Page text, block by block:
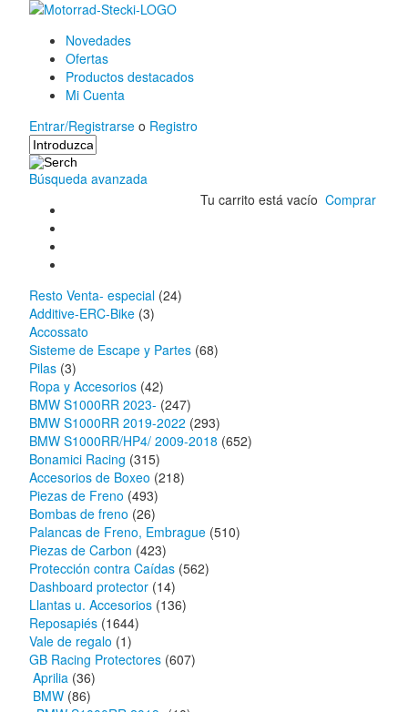
Novedades
Ofertas
Productos destacados
Mi Cuenta
Entrar/Registrarse o Registro
Búsqueda avanzada
Tu carrito está vacío Comprar
Resto Venta- especial (24)
Additive-ERC-Bike (3)
Accossato
Sisteme de Escape y Partes (68)
Pilas (3)
Ropa y Accesorios (42)
BMW S1000RR 2023- (247)
BMW S1000RR 2019-2022 (293)
BMW S1000RR/HP4/ 2009-2018 (652)
Bonamici Racing (315)
Accesorios de Boxeo (218)
Piezas de Freno (493)
Bombas de freno (26)
Palancas de Freno, Embrague (510)
Piezas de Carbon (423)
Protección contra Caídas (562)
Dashboard protector (14)
Llantas u. Accesorios (136)
Reposapiés (1644)
Vale de regalo (1)
GB Racing Protectores (607)
Aprilia (36)
BMW (86)